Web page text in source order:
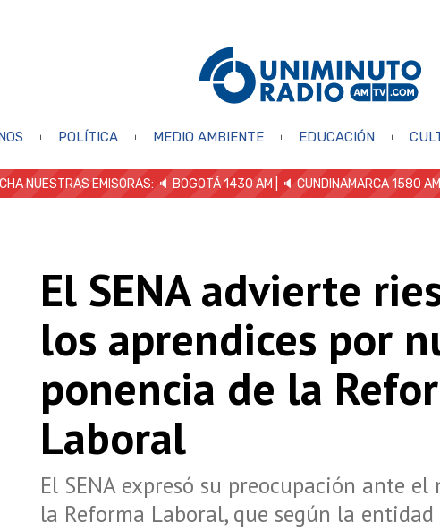
POLÍTICA MEDIO AMBIENTE EDUCACIÓN
NUESTRAS EMISORAS: 🔈 BOGOTÁ 1430 AM | 🔈 CUNDINAMARCA 1580 AM
El SENA advierte
los aprendices por
ponencia de la
Laboral
El SENA expresó su preocupación ante
la Reforma Laboral, que según la